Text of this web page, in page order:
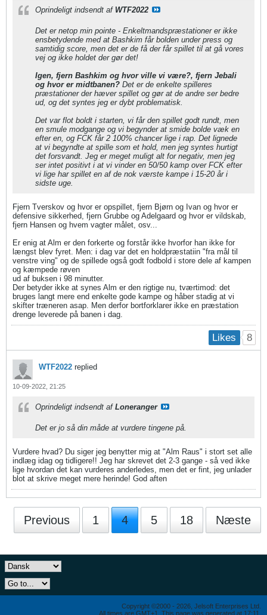
Oprindeligt indsendt af WTF2022
Det er netop min pointe - Enkeltmandspræstationer er ikke
ensbetydende med at Bashkim får bolden under press og
samtidig score, men det er de få der får spillet til at gå vores
vej og ikke holdet der gør det!
Igen, fjern Bashkim og hvor ville vi være?, fjern Jebali
og hvor er midtbanen? Det er de enkelte spilleres
præstationer der hæver spillet og gør at de andre ser bedre
ud, og det syntes jeg er dybt problematisk.
Det var flot boldt i starten, vi får den spillet godt rundt, men
en smule modgange og vi begynder at smide bolde væk en
efter en, og FCK får 2 100% chancer lige i rap. Det lignede
at vi begyndte at spille som et hold, men jeg syntes hurtigt
det forsvandt. Jeg er meget muligt alt for negativ, men jeg
ser intet positivt i at vi vinder en 50/50 kamp over FCK efter
vi lige har spillet en af de nok værste kampe i 15-20 år i
sidste uge.
Fjern Tverskov og hvor er opspillet, fjern Bjørn og Ivan og hvor er
defensive sikkerhed, fjern Grubbe og Adelgaard og hvor er vildskab,
fjern Hansen og hvem vagter målet, osv...
​​​​​​Er enig at Alm er den forkerte og forstår ikke hvorfor han ikke for
længst blev fyret. Men: i dag var det en holdpræstatiin "fra mål til
venstre ving" og de spillede også godt fodbold i store dele af kampen
og kæmpede røven
​​​​​ud af buksen i 98 minutter.
Der betyder ikke at synes Alm er den rigtige nu, tværtimod: det
bruges langt mere end enkelte gode kampe og håber stadig at vi
skifter træneren asap. Men derfor bortforklarer ikke en præstation
drenge leverede på banen i dag.
Likes 8
WTF2022 replied
10-09-2022, 21:25
Oprindeligt indsendt af Loneranger
Det er jo så din måde at vurdere tingene på.
Vurdere hvad? Du siger jeg benytter mig at "Alm Raus" i stort set alle
indlæg idag og tidligere!! Jeg har skrevet det 2-3 gange - så ved ikke
lige hvordan det kan vurderes anderledes, men det er fint, jeg unlader
blot at skrive meget mere herinde! God aften
Previous 1 4 5 18 Næste
Copyright ©2000 - 2026, Jelsoft Enterprises Ltd.
All times are GMT+1. This page was generated at 17:11.